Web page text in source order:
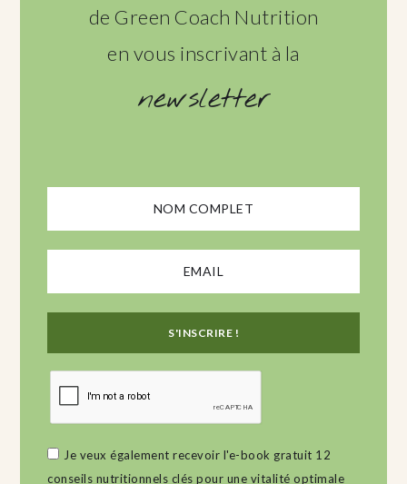
de Green Coach Nutrition
en vous inscrivant à la
newsletter
Je veux également recevoir l'e-book gratuit 12
conseils nutritionnels clés pour une vitalité optimale